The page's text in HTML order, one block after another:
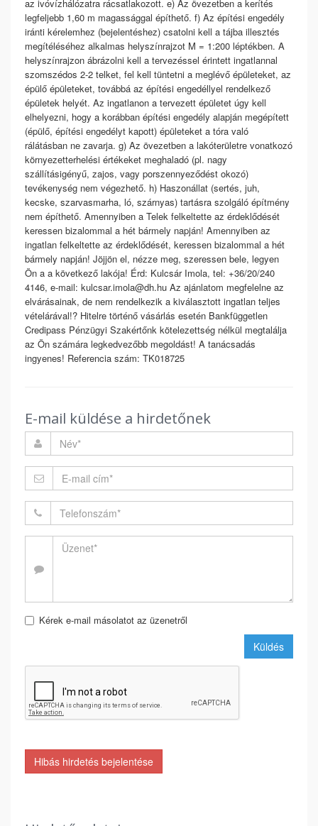
az ivóvízhálózatra rácsatlakozott. e) Az övezetben a kerítés
legfeljebb 1,60 m magassággal építhető. f) Az építési engedély
iránti kérelemhez (bejelentéshez) csatolni kell a tájba illesztés
megítéléséhez alkalmas helyszínrajzot M = 1:200 léptékben. A
helyszínrajzon ábrázolni kell a tervezéssel érintett ingatlannal
szomszédos 2-2 telket, fel kell tüntetni a meglévő épületeket, az
épülő épületeket, továbbá az építési engedéllyel rendelkező
épületek helyét. Az ingatlanon a tervezett épületet úgy kell
elhelyezni, hogy a korábban építési engedély alapján megépített
(épülő, építési engedélyt kapott) épületeket a tóra való
rálátásban ne zavarja. g) Az övezetben a lakóterületre vonatkozó
környezetterhelési értékeket meghaladó (pl. nagy
szállításigényű, zajos, vagy porszennyeződést okozó)
tevékenység nem végezhető. h) Haszonállat (sertés, juh,
kecske, szarvasmarha, ló, szárnyas) tartásra szolgáló építmény
nem építhető. Amennyiben a Telek felkeltette az érdeklődését
keressen bizalommal a hét bármely napján! Amennyiben az
ingatlan felkeltette az érdeklődését, keressen bizalommal a hét
bármely napján! Jöjjön el, nézze meg, szeressen bele, legyen
Ön a a következő lakója! Érd: Kulcsár Imola, tel: +36/20/240
4146, e-mail: kulcsar.imola@dh.hu Az ajánlatom megfelelne az
elvárásainak, de nem rendelkezik a kiválasztott ingatlan teljes
vételárával!? Hitelre történő vásárlás esetén Bankfüggetlen
Credipass Pénzügyi Szakértőnk kötelezettség nélkül megtalálja
az Ön számára legkedvezőbb megoldást! A tanácsadás
ingyenes! Referencia szám: TK018725
E-mail küldése a hirdetőnek
Kérek e-mail másolatot az üzenetről
Küldés
Hibás hirdetés bejelentése